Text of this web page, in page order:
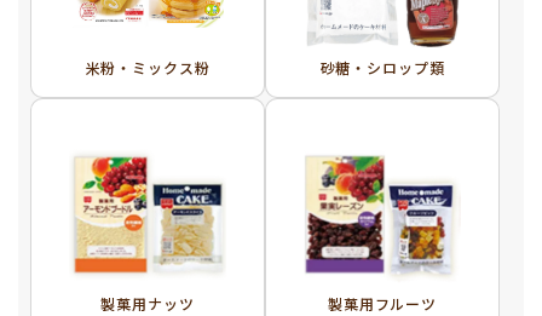
米粉・ミックス粉 砂糖・シロップ類
製菓用ナッツ 製菓用フルーツ